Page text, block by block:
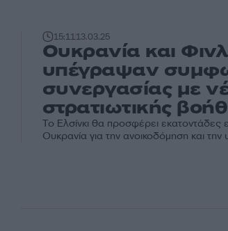
15:1113.03.25
Ουκρανία και
υπέγραψαν
συνεργασίας με
στρατιωτικής
Το Ελσίνκι θα προσφέρει εκατοντάδες
Ουκρανία για την ανοικοδόμηση και